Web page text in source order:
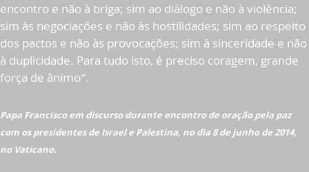
encontro e não à briga; sim ao diálogo e não à violência;
sim às negociações e não às hostilidades; sim ao respeito
dos pactos e não às provocações; sim à sinceridade e não
à duplicidade. Para tudo isto, é preciso coragem, grande
força de ânimo”.
Papa Francisco em discurso durante encontro de oração pela paz
com os presidentes de Israel e Palestina, no dia 8 de junho de 2014,
no Vaticano.